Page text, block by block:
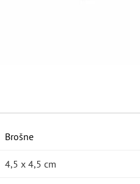
Brošne
4,5 x 4,5 cm